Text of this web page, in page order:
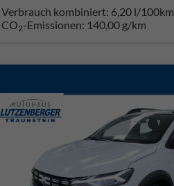
Verbrauch kombiniert: 6,20 l/100km
CO2-Emissionen: 140,00 g/km